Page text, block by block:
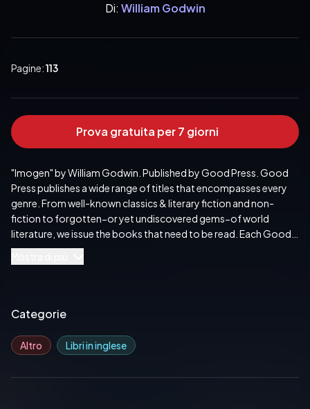
Di: William Godwin
Pagine:113
Prova gratuita per 7 giorni
"Imogen" by William Godwin. Published by Good Press. Good
Press publishes a wide range of titles that encompasses every
genre. From well-known classics & literary fiction and non-
fiction to forgotten−or yet undiscovered gems−of world
literature, we issue the books that need to be read. Each Good
Press edition has been meticulously edited and formatted to
boost readability for all e-readers and devices. Our goal is to
Pubblicato da:  Good Press
Categorie
Altro Libri in inglese